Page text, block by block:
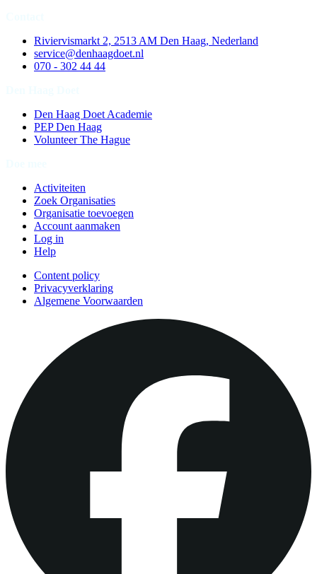
Riviervismarkt 2, 2513 AM Den Haag, Nederland
service@denhaagdoet.nl
070 - 302 44 44
Den Haag Doet Academie
PEP Den Haag
Volunteer The Hague
Activiteiten
Zoek Organisaties
Organisatie toevoegen
Account aanmaken
Log in
Help
Content policy
Privacyverklaring
Algemene Voorwaarden